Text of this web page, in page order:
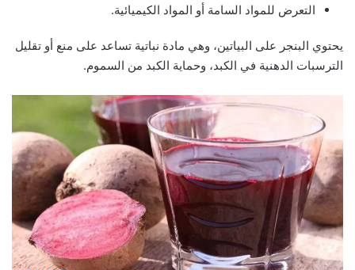
التعرض للمواد السامة أو المواد الكيميائية.
يحتوي البنجر على البياتين، وهي مادة نباتية تساعد على منع أو تقليل
الترسبات الدهنية في الكبد، وحماية الكبد من السموم.